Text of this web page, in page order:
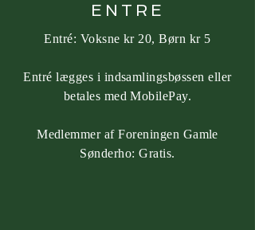
ENTRE
Entré: Voksne kr 20, Børn kr 5
Entré lægges i indsamlingsbøssen eller
betales med MobilePay.
Medlemmer af Foreningen Gamle
Sønderho: Gratis.